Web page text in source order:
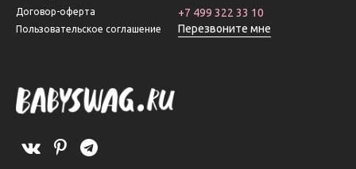
Договор-оферта
Пользовательское соглашение
+7 499 322 33 10
Перезвоните мне